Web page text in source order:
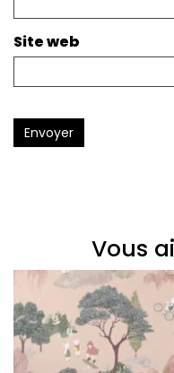
Site web
Envoyer
Vous